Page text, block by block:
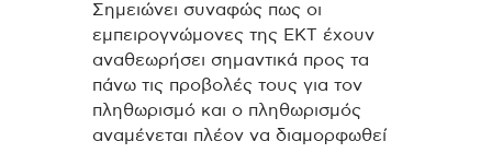
Σημειώνει συναφώς πως οι
εμπειρογνώμονες της ΕΚΤ έχουν
αναθεωρήσει σημαντικά προς τα
πάνω τις προβολές τους για τον
πληθωρισμό και ο πληθωρισμός
αναμένεται πλέον να διαμορφωθεί